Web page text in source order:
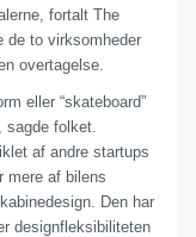
fortalt The
de to virksomheder
overtagelse.
eller “skateboard”
sagde folket.
af andre startups
mere af bilens
Den har
designfleksibiliteten